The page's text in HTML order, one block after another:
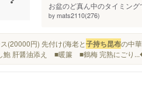
お盆のど真ん中のタイミン
by mats2110(276)
(20000円) 先付け(海老と子持ち昆布の中
鮑 肝醤油添え ■暖簾 ■鶴梅 完熟にごり